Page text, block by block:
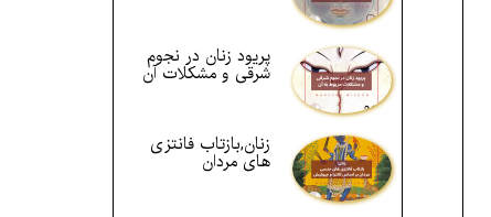
پریود زنان در نجوم
شرقی و مشکلات آن
زنان,بازتاب فانتزی
های مردان